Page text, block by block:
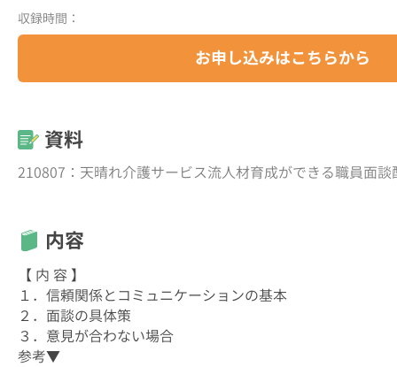
収録時間：
お申し込みはこちらから
資料
210807：天晴れ介護サービス流人材育成ができる職員面
内容
【 内 容 】
１．信頼関係とコミュニケーションの基本
２．面談の具体策
３．意見が合わない場合
参考▼